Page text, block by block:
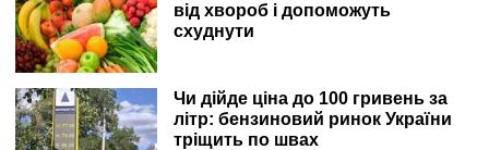
від хвороб і допоможуть
схуднути
Чи дійде ціна до 100 гривень за
літр: бензиновий ринок України
тріщить по швах